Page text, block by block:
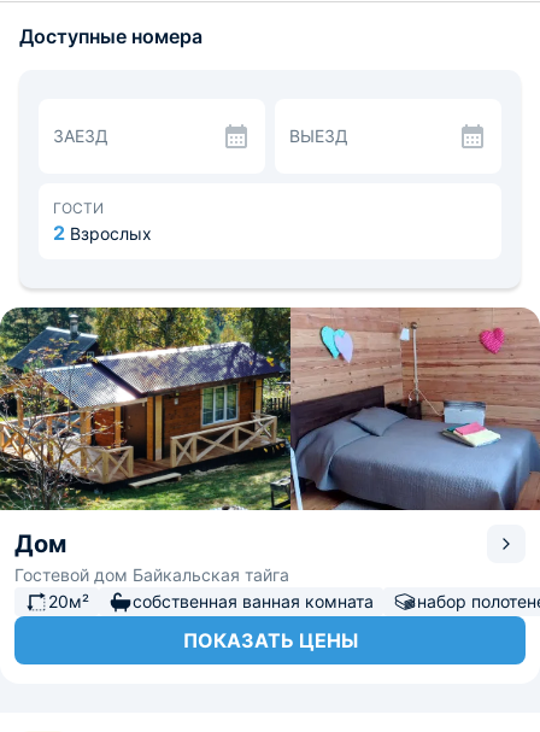
мягкая мебель, постельное белье и полотенца. С окна
Для питания гостей оборудована общая кухня, где
можно самостоятельно приготовить или разогреть еду.
столовой поблизости.
В пешей доступности находятся автовокзал, озеро
международного аэропорта составит 58 км.
Доступные номера
ЗАЕЗД ВЫЕЗД
ГОСТИ
2 Взрослых
Дом
Гостевой дом Байкальская тайга
20м²
собственная ванная комната набор
ПОКАЗАТЬ ЦЕНЫ